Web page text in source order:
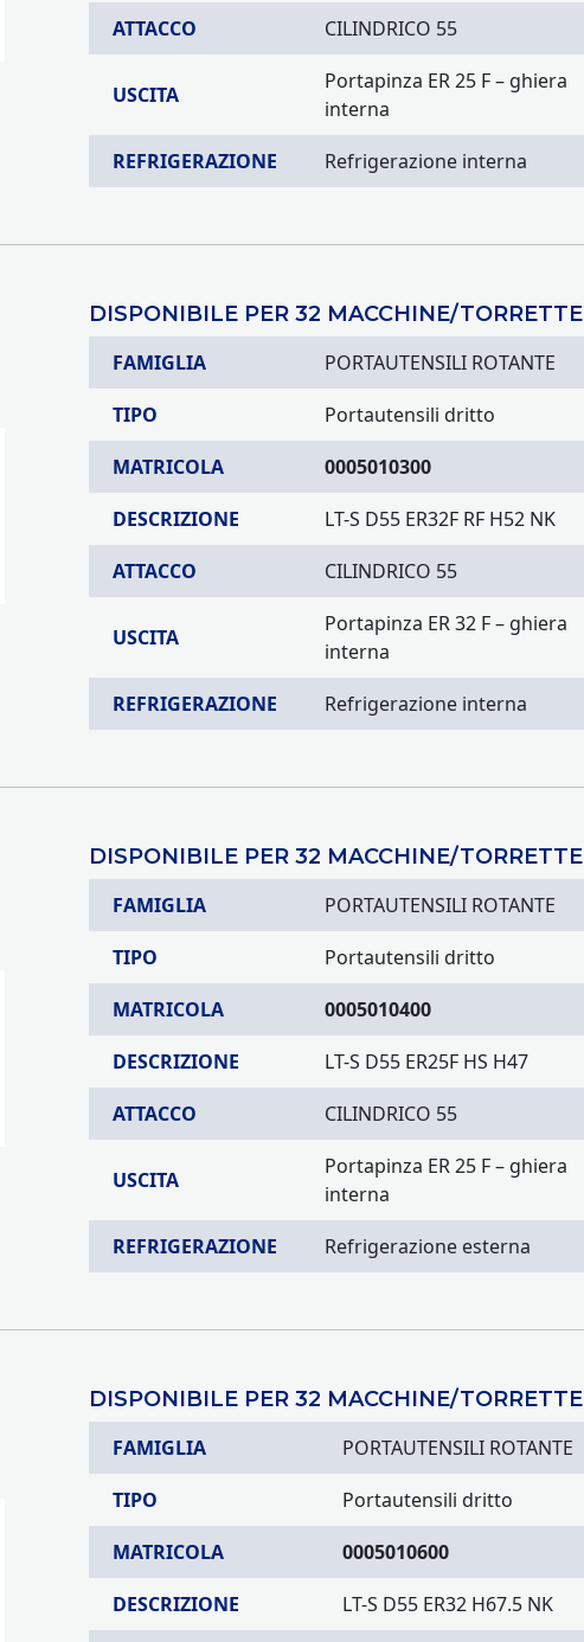
ATTACCO
CILINDRICO 55
USCITA
Portapinza ER 25 F – ghiera
interna
REFRIGERAZIONE
Refrigerazione interna
DISPONIBILE PER 32 MACCHINE/TORRETTE
FAMIGLIA
PORTAUTENSILI ROTANTE
TIPO
Portautensili dritto
MATRICOLA
0005010300
DESCRIZIONE
LT-S D55 ER32F RF H52 NK
ATTACCO
CILINDRICO 55
USCITA
Portapinza ER 32 F – ghiera
interna
REFRIGERAZIONE
Refrigerazione interna
DISPONIBILE PER 32 MACCHINE/TORRETTE
FAMIGLIA
PORTAUTENSILI ROTANTE
TIPO
Portautensili dritto
MATRICOLA
0005010400
DESCRIZIONE
LT-S D55 ER25F HS H47
ATTACCO
CILINDRICO 55
USCITA
Portapinza ER 25 F – ghiera
interna
REFRIGERAZIONE
Refrigerazione esterna
DISPONIBILE PER 32 MACCHINE/TORRETTE
FAMIGLIA
PORTAUTENSILI ROTANTE
TIPO
Portautensili dritto
MATRICOLA
0005010600
DESCRIZIONE
LT-S D55 ER32 H67.5 NK